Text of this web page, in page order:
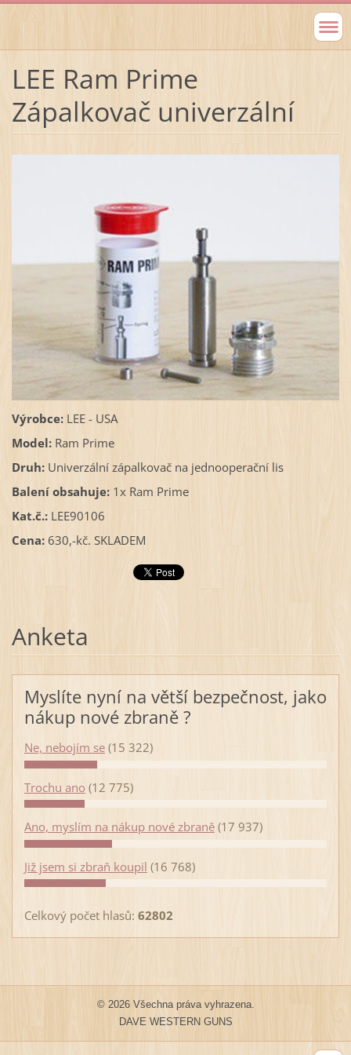
LEE Ram Prime
Zápalkovač univerzální
Výrobce: LEE - USA
Model:Ram Prime
Druh: Univerzální zápalkovač na jednooperační lis
Balení obsahuje:1x Ram Prime
Kat.č.:LEE90106
Cena:630,-kč. SKLADEM
Anketa
Myslíte nyní na větší bezpečnost, jako
nákup nové zbraně ?
Ne, nebojím se (15 322)
Trochu ano (12 775)
Ano, myslím na nákup nové zbraně (17 937)
Již jsem si zbraň koupil (16 768)
Celkový počet hlasů: 62802
© 2026 Všechna práva vyhrazena.
DAVE WESTERN GUNS